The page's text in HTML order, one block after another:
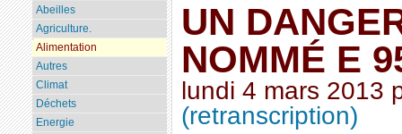
UN
NOMMÉ E
lundi 4 mars 2013
(retranscription)
Abeilles
Agriculture.
Alimentation
Autres
Climat
Déchets
Energie